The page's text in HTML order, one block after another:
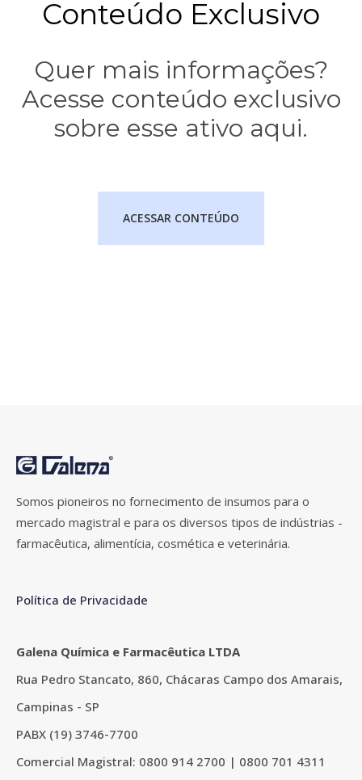
Conteúdo Exclusivo
Quer mais informações?
Acesse conteúdo exclusivo
sobre esse ativo aqui.
ACESSAR CONTEÚDO
Somos pioneiros no fornecimento de insumos para o
mercado magistral e para os diversos tipos de indústrias -
farmacêutica, alimentícia, cosmética e veterinária.
Política de Privacidade
Galena Química e Farmacêutica LTDA
Rua Pedro Stancato, 860, Chácaras Campo dos Amarais,
Campinas - SP
PABX (19) 3746-7700
Comercial Magistral: 0800 914 2700 | 0800 701 4311